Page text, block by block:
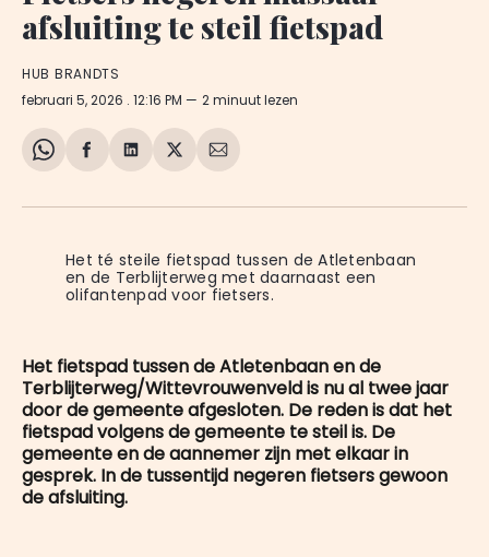
afsluiting te steil fietspad
HUB BRANDTS
februari 5, 2026 . 12:16 PM 2 minuut lezen
Share
WhatsApp
Delen
Facebook
Delen
LinkedIn
Share
X
Deel
E-
Het té steile fietspad tussen de Atletenbaan
en de Terblijterweg met daarnaast een
olifantenpad voor fietsers.
Het fietspad tussen de Atletenbaan en de
Terblijterweg/Wittevrouwenveld is nu al twee jaar
door de gemeente afgesloten. De reden is dat het
fietspad volgens de gemeente te steil is. De
gemeente en de aannemer zijn met elkaar in
gesprek. In de tussentijd negeren fietsers gewoon
de afsluiting.